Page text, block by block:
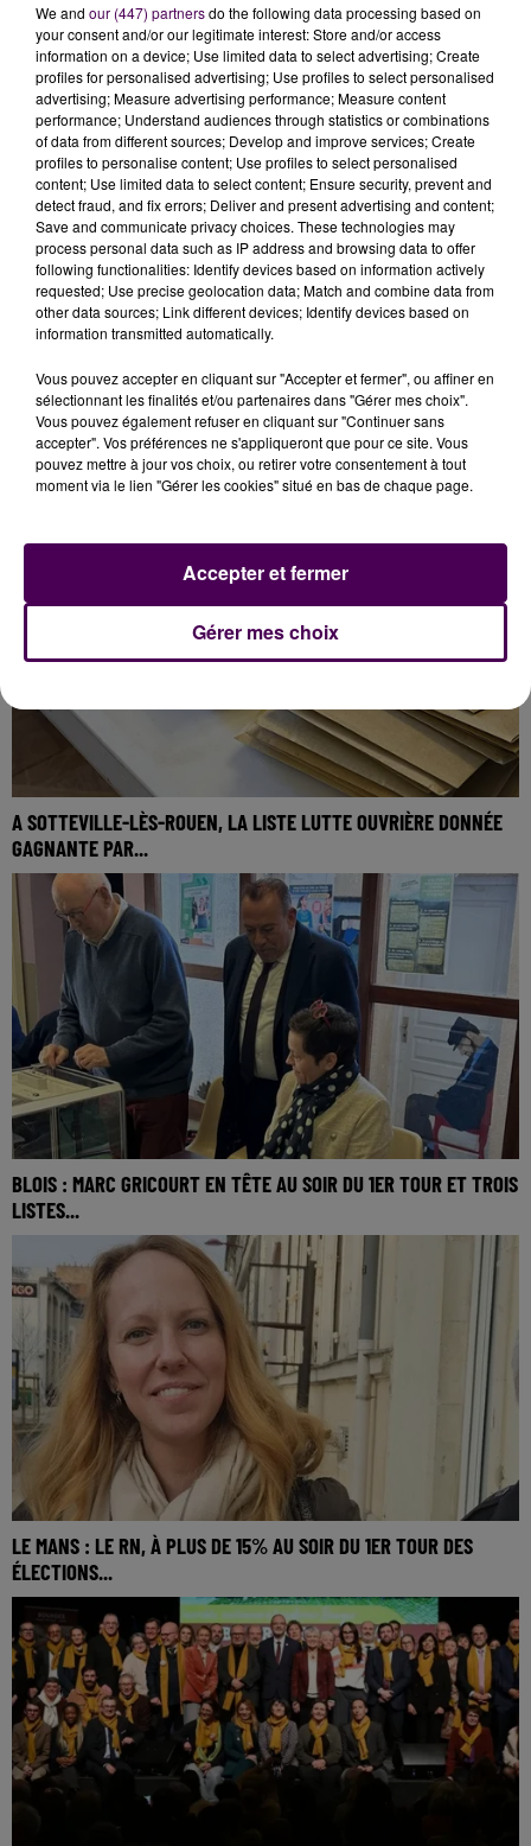
ROMORANTIN-LANTHENAY : CE SERA UN DUEL ENTRE LOUIS DE
REDON ET...
MUNICIPALES 2026 : LISIEUX, FALAISE, DEAUVILLE... CES MAIRES
RÉÉLUS...
A SOTTEVILLE-LÈS-ROUEN, LA LISTE LUTTE OUVRIÈRE DONNÉE
GAGNANTE PAR...
BLOIS : MARC GRICOURT EN TÊTE AU SOIR DU 1ER TOUR ET TROIS
LISTES...
LE MANS : LE RN, À PLUS DE 15% AU SOIR DU 1ER TOUR DES
ÉLECTIONS...
We and our (447) partnersdo the following data processing based on
your consent and/or our legitimate interest: Store and/or access
information on a device; Use limited data to select advertising; Create
profiles for personalised advertising; Use profiles to select personalised
advertising; Measure advertising performance; Measure content
performance; Understand audiences through statistics or combinations
of data from different sources; Develop and improve services; Create
profiles to personalise content; Use profiles to select personalised
content; Use limited data to select content; Ensure security, prevent and
detect fraud, and fix errors; Deliver and present advertising and content;
Save and communicate privacy choices. These technologies may
process personal data such as IP address and browsing data to offer
following functionalities: Identify devices based on information actively
requested; Use precise geolocation data; Match and combine data from
other data sources; Link different devices; Identify devices based on
information transmitted automatically.
Vous pouvez accepter en cliquant sur "Accepter et fermer", ou affiner en
sélectionnant les finalités et/ou partenaires dans "Gérer mes choix".
Vous pouvez également refuser en cliquant sur "Continuer sans
accepter". Vos préférences ne s'appliqueront que pour ce site. Vous
pouvez mettre à jour vos choix, ou retirer votre consentement à tout
moment via le lien "Gérer les cookies" situé en bas de chaque page.
Gérer mes choix
Accepter et fermer